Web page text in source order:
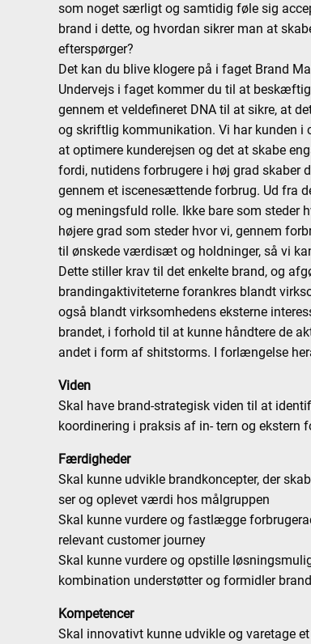
som noget særligt og samtidig føle sig
brand i dette, og hvordan sikrer man at
efterspørger?
Det kan du blive klogere på i faget Brand
Undervejs i faget kommer du til at
gennem et veldefineret DNA til at sikre, at
og skriftlig kommunikation. Vi har kunden i
at optimere kunderejsen og det at skabe
fordi, nutidens forbrugere i høj grad skaber
gennem et iscenesættende forbrug. Ud fra
og meningsfuld rolle. Ikke bare som steder
højere grad som steder hvor vi, gennem
til ønskede værdisæt og holdninger, så vi
Dette stiller krav til det enkelte brand, og
brandingaktiviteterne forankres blandt
også blandt virksomhedens eksterne
brandet, i forhold til at kunne håndtere de
andet i form af shitstorms. I forlængelse
Viden
Skal have brand-strategisk viden til at
koordinering i praksis af in- tern og ekstern
Færdigheder
Skal kunne udvikle brandkoncepter, der
ser og oplevet værdi hos målgruppen
Skal kunne vurdere og fastlægge
relevant customer journey
Skal kunne vurdere og opstille
kombination understøtter og formidler
Kompetencer
Skal innovativt kunne udvikle og varetage